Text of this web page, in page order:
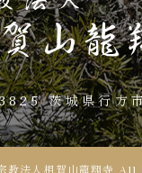
茨城県行方
法人相賀山龍翔寺 All